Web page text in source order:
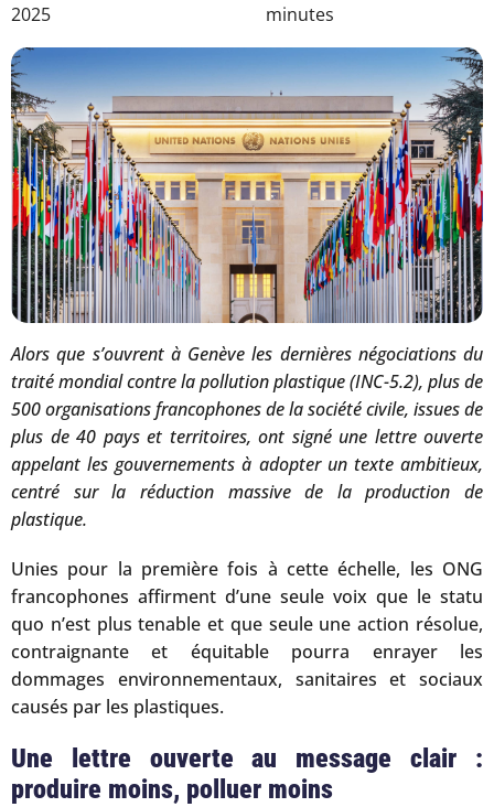
2025
minutes
Alors que s’ouvrent à Genève les dernières négociations du
traité mondial contre la pollution plastique (INC-5.2), plus de
500 organisations francophones de la société civile, issues de
plus de 40 pays et territoires, ont signé une lettre ouverte
appelant les gouvernements à adopter un texte ambitieux,
centré sur la réduction massive de la production de
plastique.
Unies pour la première fois à cette échelle, les ONG
francophones affirment d’une seule voix que le statu
quo n’est plus tenable et que seule une action résolue,
contraignante et équitable pourra enrayer les
dommages environnementaux, sanitaires et sociaux
causés par les plastiques.
Une lettre ouverte au message clair :
produire moins, polluer moins